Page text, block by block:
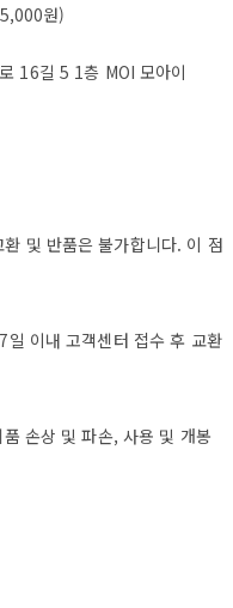
원)
16길 5 1층 MOI 모아이
및 반품은 불가합니다. 이 점
이내 고객센터 접수 후 교환
손상 및 파손, 사용 및 개봉